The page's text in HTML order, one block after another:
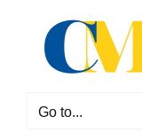
content
Go to...